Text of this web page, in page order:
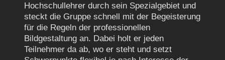
Hochschullehrer durch sein Spezialgebiet und
steckt die Gruppe schnell mit der Begeisterung
für die Regeln der professionellen
Bildgestaltung an. Dabei holt er jeden
Teilnehmer da ab, wo er steht und setzt